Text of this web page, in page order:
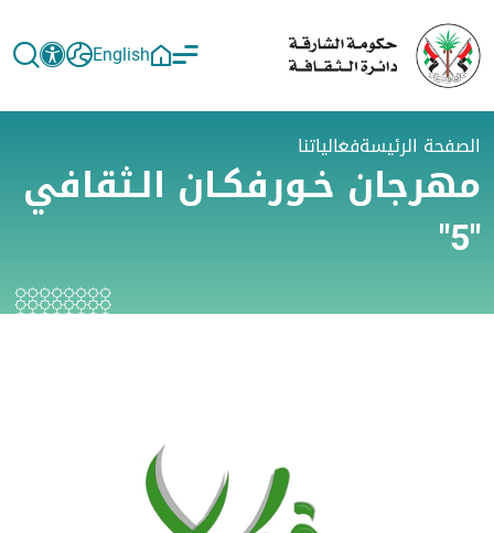
English
الصفحة الرئيسةفعالياتنا
مهرجان خـورفكـان الـثقافي
"5"